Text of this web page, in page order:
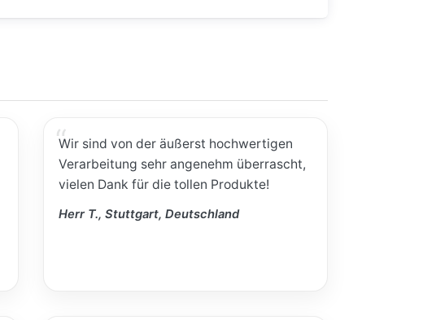
Wir sind von der äußerst hochwertigen
Verarbeitung sehr angenehm überrascht,
vielen Dank für die tollen Produkte!
Herr T., Stuttgart, Deutschland